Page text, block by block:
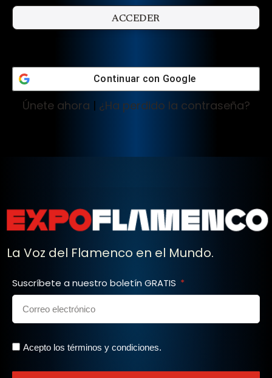
Continuar con Google
Únete ahora | ¿Ha perdido la contraseña?
La Voz del Flamenco en el Mundo.
Suscríbete a nuestro boletín GRATIS
Acepto los términos y condiciones.